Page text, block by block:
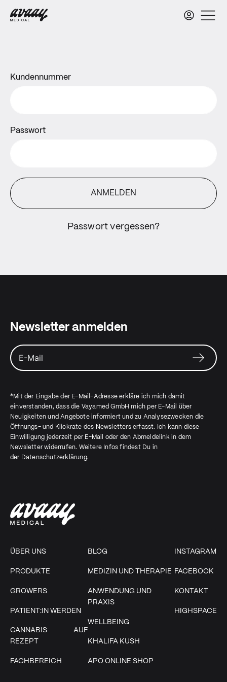
Kundennummer
Passwort
ANMELDEN
Passwort vergessen?
ÜBER UNS
PRODUKTE
GROWERS
PATIENT:IN WERDEN
CANNABIS AUF
REZEPT
FACHBEREICH
BLOG
MEDIZIN UND THERAPIE
ANWENDUNG UND
PRAXIS
WELLBEING
KHALIFA KUSH
APO ONLINE SHOP
INSTAGRAM
FACEBOOK
KONTAKT
HIGHSPACE
Newsletter anmelden
*Mit der Eingabe der E-Mail-Adresse erkläre ich mich damit
einverstanden, dass die Vayamed GmbH mich per E-Mail über
Neuigkeiten und Angebote informiert und zu Analysezwecken die
Öffnungs- und Klickrate des Newsletters erfasst. Ich kann diese
Einwilligung jederzeit per E-Mail oder den Abmeldelink in dem
Newsletter widerrufen. Weitere Infos findest Du in
der
Datenschutzerklärung.